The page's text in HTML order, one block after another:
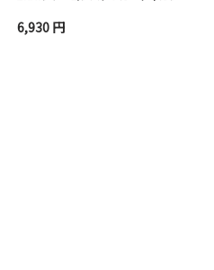
6,930 円